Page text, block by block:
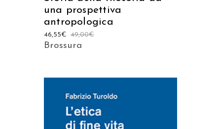
una prospettiva
antropologica
49,00€
46,55€
Brossura